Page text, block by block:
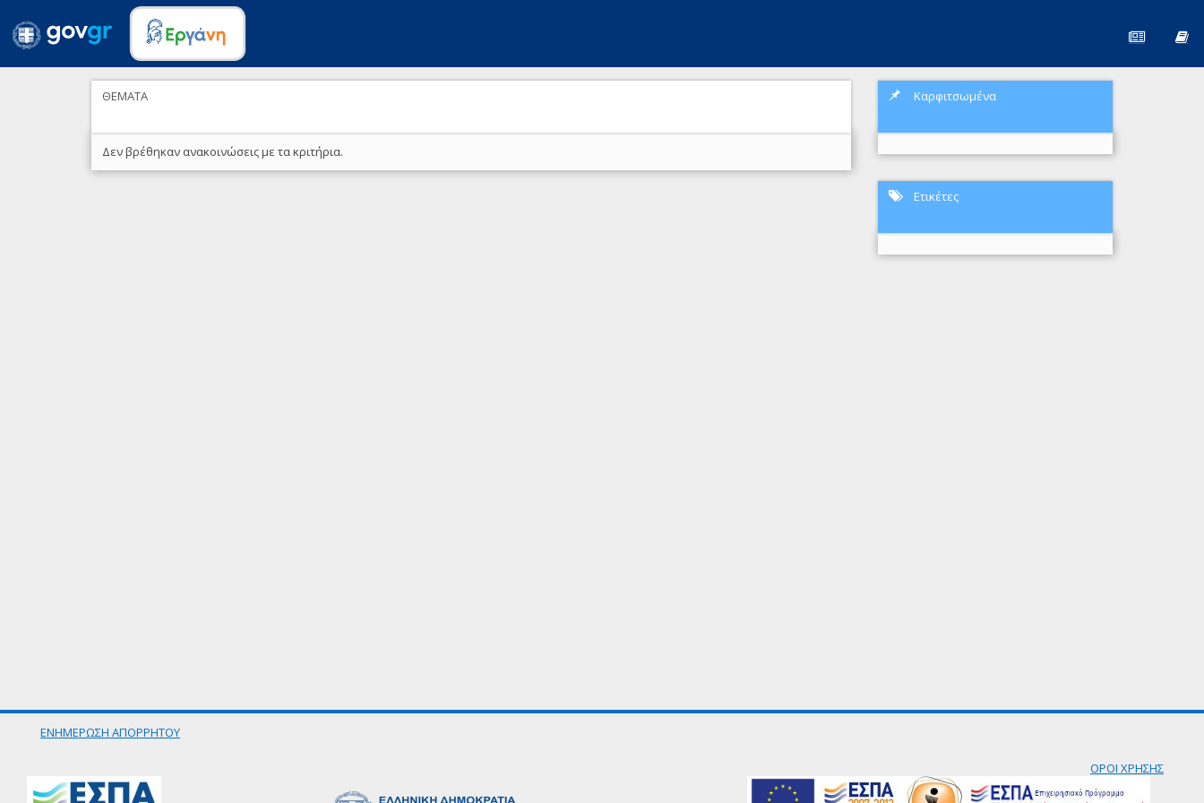
ΘΕΜΑΤΑ
Δεν βρέθηκαν ανακοινώσεις με τα κριτήρια.
Καρφιτσωμένα
Ετικέτες
ΕΝΗΜΕΡΩΣΗ ΑΠΟΡΡΗΤΟΥ
ΟΡΟΙ ΧΡΗΣΗΣ